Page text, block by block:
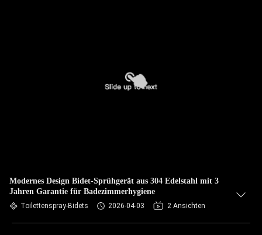
Modernes Design Bidet-Sprühgerät aus 304 Edelstahl mit 3
Jahren Garantie für Badezimmerhygiene
Toilettenspray-Bidets 2026-04-03 2 Ansichten